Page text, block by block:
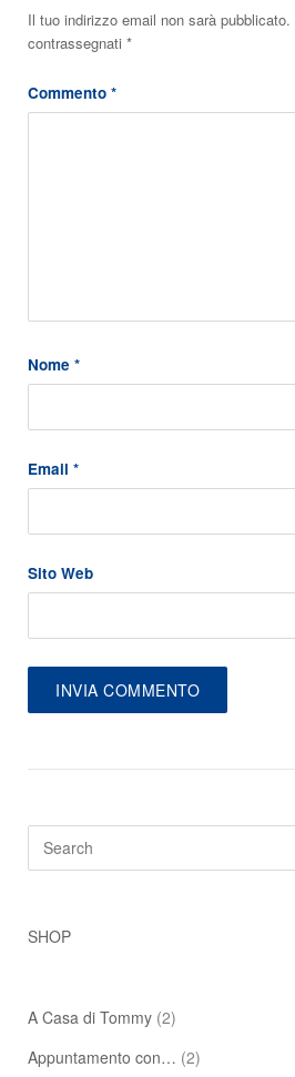
Il tuo indirizzo email non sarà pubblicato.
contrassegnati *
Commento *
Nome *
Email *
Sito Web
Search
SHOP
A Casa di Tommy (2)
Appuntamento con… (2)